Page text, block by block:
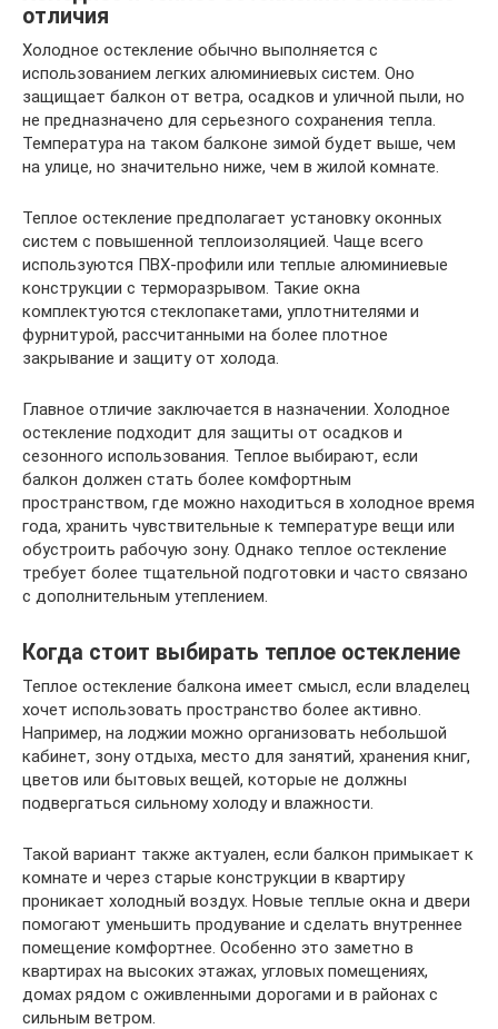
отличия
Холодное остекление обычно выполняется с
использованием легких алюминиевых систем. Оно
защищает балкон от ветра, осадков и уличной пыли, но
не предназначено для серьезного сохранения тепла.
Температура на таком балконе зимой будет выше, чем
на улице, но значительно ниже, чем в жилой комнате.
Теплое остекление предполагает установку оконных
систем с повышенной теплоизоляцией. Чаще всего
используются ПВХ-профили или теплые алюминиевые
конструкции с терморазрывом. Такие окна
комплектуются стеклопакетами, уплотнителями и
фурнитурой, рассчитанными на более плотное
закрывание и защиту от холода.
Главное отличие заключается в назначении. Холодное
остекление подходит для защиты от осадков и
сезонного использования. Теплое выбирают, если
балкон должен стать более комфортным
пространством, где можно находиться в холодное время
года, хранить чувствительные к температуре вещи или
обустроить рабочую зону. Однако теплое остекление
требует более тщательной подготовки и часто связано
с дополнительным утеплением.
Когда стоит выбирать теплое остекление
Теплое остекление балкона имеет смысл, если владелец
хочет использовать пространство более активно.
Например, на лоджии можно организовать небольшой
кабинет, зону отдыха, место для занятий, хранения книг,
цветов или бытовых вещей, которые не должны
подвергаться сильному холоду и влажности.
Такой вариант также актуален, если балкон примыкает к
комнате и через старые конструкции в квартиру
проникает холодный воздух. Новые теплые окна и двери
помогают уменьшить продувание и сделать внутреннее
помещение комфортнее. Особенно это заметно в
квартирах на высоких этажах, угловых помещениях,
домах рядом с оживленными дорогами и в районах с
сильным ветром.